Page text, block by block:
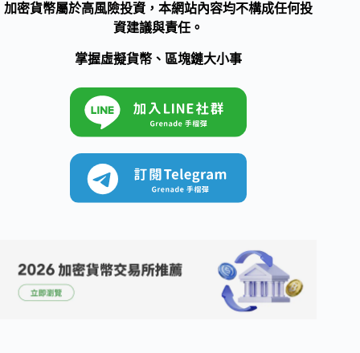
加密貨幣屬於高風險投資，本網站內容均不構成任何投
資建議與責任。
掌握虛擬貨幣、區塊鏈大小事